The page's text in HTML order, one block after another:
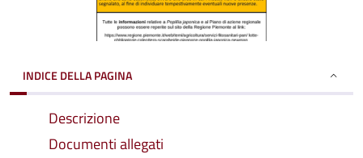
INDICE DELLA PAGINA
Descrizione
Documenti allegati